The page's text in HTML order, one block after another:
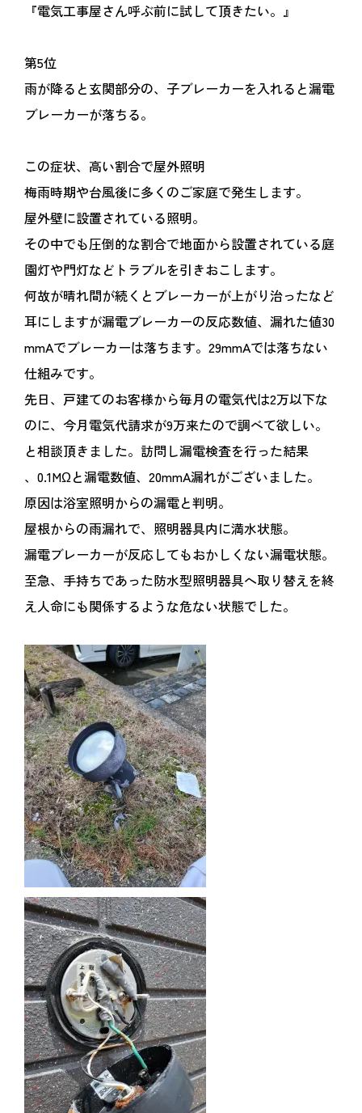
『電気工事屋さん呼ぶ前に試して頂きたい。』
第5位
雨が降ると玄関部分の、子ブレーカーを入れると漏電
ブレーカーが落ちる。
この症状、高い割合で屋外照明
梅雨時期や台風後に多くのご家庭で発生します。
屋外壁に設置されている照明。
その中でも圧倒的な割合で地面から設置されている庭
園灯や門灯などトラブルを引きおこします。
何故が晴れ間が続くとブレーカーが上がり治ったなど
耳にしますが漏電ブレーカーの反応数値、漏れた値30
mmAでブレーカーは落ちます。29mmAでは落ちない
仕組みです。
先日、戸建てのお客様から毎月の電気代は2万以下な
のに、今月電気代請求が9万来たので調べて欲しい。
と相談頂きました。訪問し漏電検査を行った結果
、0.1MΩと漏電数値、20mmA漏れがございました。
原因は浴室照明からの漏電と判明。
屋根からの雨漏れで、照明器具内に満水状態。
漏電ブレーカーが反応してもおかしくない漏電状態。
至急、手持ちであった防水型照明器具へ取り替えを終
え人命にも関係するような危ない状態でした。